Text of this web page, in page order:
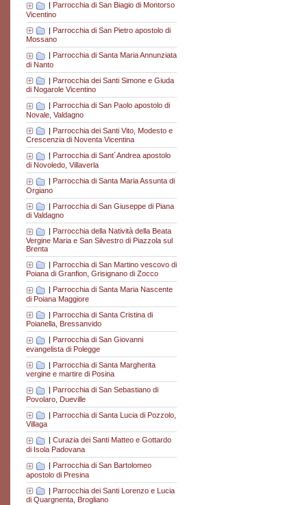
| Parrocchia di San Biagio di Montorso
Vicentino
| Parrocchia di San Pietro apostolo di
Mossano
Parrocchia di Santa Maria Annunziata
di Nanto
| Parrocchia dei Santi Simone e Giuda
di Nogarole Vicentino
Parrocchia di San Paolo apostolo di
Novale, Valdagno
| Parrocchia dei Santi Vito, Modesto e
Crescenzia di Noventa Vicentina
Parrocchia di Sant´Andrea apostolo
di Novoledo, Villaverla
| Parrocchia di Santa Maria Assunta di
Orgiano
| Parrocchia di San Giuseppe di Piana
di Valdagno
| Parrocchia della Natività della Beata
Vergine Maria e San Silvestro di Piazzola sul
Brenta
| Parrocchia di San Martino vescovo di
Poiana di Granfion, Grisignano di Zocco
Parrocchia di Santa Maria Nascente
di Poiana Maggiore
| Parrocchia di Santa Cristina di
Poianella, Bressanvido
Parrocchia di San Giovanni
evangelista di Polegge
| Parrocchia di Santa Margherita
vergine e martire di Posina
Parrocchia di San Sebastiano di
Povolaro, Dueville
| Parrocchia di Santa Lucia di Pozzolo,
Villaga
Curazia dei Santi Matteo e Gottardo
di Isola Padovana
| Parrocchia di San Bartolomeo
apostolo di Presina
| Parrocchia dei Santi Lorenzo e Lucia
di Quargnenta, Brogliano